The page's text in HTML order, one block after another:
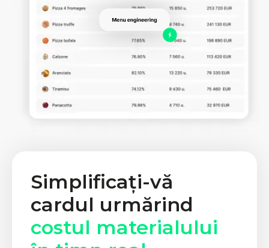
Simplificați-vă
cardul urmărind
costul materialului